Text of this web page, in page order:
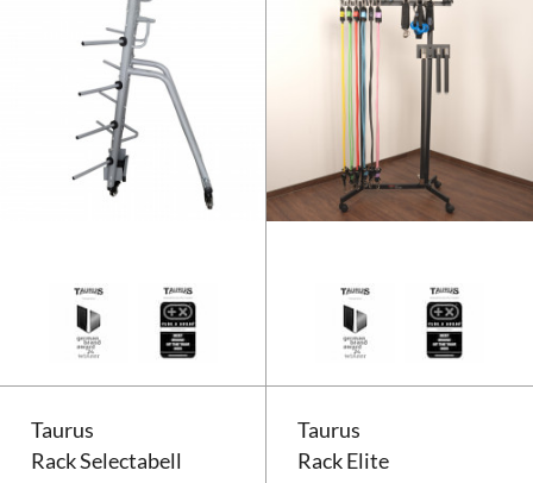
Taurus
Rack Selectabell
Taurus
Rack Elite